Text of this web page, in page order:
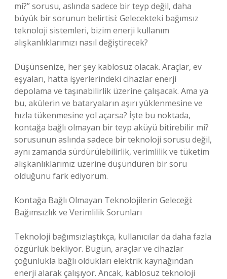
mi?” sorusu, aslında sadece bir teyp değil, daha
büyük bir sorunun belirtisi: Gelecekteki bağımsız
teknoloji sistemleri, bizim enerji kullanım
alışkanlıklarımızı nasıl değiştirecek?
Düşünsenize, her şey kablosuz olacak. Araçlar, ev
eşyaları, hatta işyerlerindeki cihazlar enerji
depolama ve taşınabilirlik üzerine çalışacak. Ama ya
bu, akülerin ve bataryaların aşırı yüklenmesine ve
hızla tükenmesine yol açarsa? İşte bu noktada,
kontağa bağlı olmayan bir teyp aküyü bitirebilir mi?
sorusunun aslında sadece bir teknoloji sorusu değil,
aynı zamanda sürdürülebilirlik, verimlilik ve tüketim
alışkanlıklarımız üzerine düşündüren bir soru
olduğunu fark ediyorum.
Kontağa Bağlı Olmayan Teknolojilerin Geleceği:
Bağımsızlık ve Verimlilik Sorunları
Teknoloji bağımsızlaştıkça, kullanıcılar da daha fazla
özgürlük bekliyor. Bugün, araçlar ve cihazlar
çoğunlukla bağlı oldukları elektrik kaynağından
enerji alarak çalışıyor. Ancak, kablosuz teknoloji